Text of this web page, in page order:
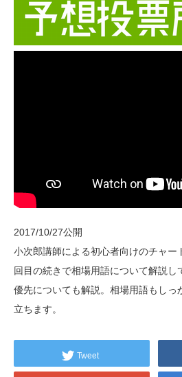
2017/10/27公開
小次郎講師による初心者向けのチャー
回目の続きで相場用語について解説し
優先についても解説。相場用語もしっ
立ちます。
Tweet